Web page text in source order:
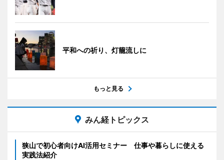
平和への祈り、灯籠流しに
もっと見る
みん経トピックス
狭山で初心者向けAI活用セミナー 仕事や暮らしに使える
実践法紹介